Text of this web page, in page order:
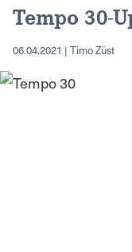
Tempo 30-
06.04.2021 | Timo Züst